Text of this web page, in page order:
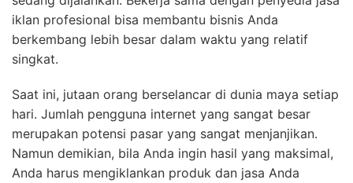
iklan profesional bisa membantu bisnis Anda
berkembang lebih besar dalam waktu yang relatif
singkat.
Saat ini, jutaan orang berselancar di dunia maya setiap
hari. Jumlah pengguna internet yang sangat besar
merupakan potensi pasar yang sangat menjanjikan.
Namun demikian, bila Anda ingin hasil yang maksimal,
Anda harus mengiklankan produk dan jasa Anda